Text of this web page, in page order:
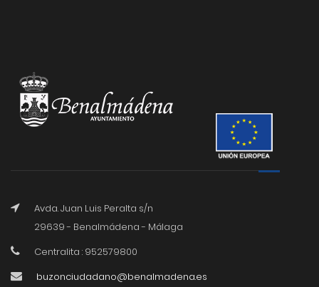
Avda. Juan Luis Peralta s/n
29639 - Benalmádena - Málaga
Centralita : 952579800
buzonciudadano@benalmadena.es